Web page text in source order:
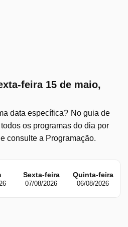
feira 15 de maio,
data específica? No guia de
os programas do dia por
consulte a Programação.
Sexta-feira
07/08/2026
Quinta-feira
06/08/2026